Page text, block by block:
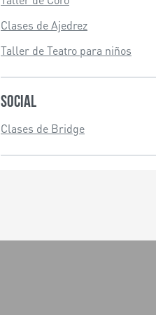
Clases de Ajedrez
Taller de Teatro para niños
Social
Clases de Bridge